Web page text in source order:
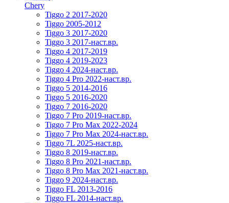
Chery
Tiggo 2 2017-2020
Tiggo 2005-2012
Tiggo 3 2017-2020
Tiggo 3 2017-наст.вр.
Tiggo 4 2017-2019
Tiggo 4 2019-2023
Tiggo 4 2024-наст.вр.
Tiggo 4 Pro 2022-наст.вр.
Tiggo 5 2014-2016
Tiggo 5 2016-2020
Tiggo 7 2016-2020
Tiggo 7 Pro 2019-наст.вр.
Tiggo 7 Pro Max 2022-2024
Tiggo 7 Pro Max 2024-наст.вр.
Tiggo 7L 2025-наст.вр.
Tiggo 8 2019-наст.вр.
Tiggo 8 Pro 2021-наст.вр.
Tiggo 8 Pro Max 2021-наст.вр.
Tiggo 9 2024-наст.вр.
Tiggo FL 2013-2016
Tiggo FL 2014-наст.вр.